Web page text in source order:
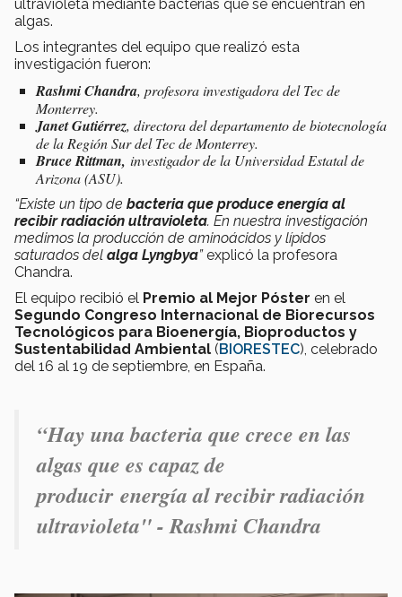
ultravioleta mediante bacterias que se encuentran en
algas.
Los integrantes del equipo que realizó esta
investigación fueron:
Rashmi Chandra, profesora investigadora del Tec de
Monterrey.
Janet Gutiérrez, directora del departamento de biotecnología
de la Región Sur del Tec de Monterrey.
Bruce Rittman, investigador de la Universidad Estatal de
Arizona (ASU).
“Existe un tipo de bacteria que produce energía al
recibir radiación ultravioleta. En nuestra investigación
medimos la producción de aminoácidos y lípidos
saturados del alga Lyngbya”explicó la profesora
Chandra.
El equipo recibió el Premio al Mejor Póster en el
Segundo Congreso Internacional de Biorecursos
Tecnológicos para Bioenergía, Bioproductos y
Sustentabilidad Ambiental (BIORESTEC), celebrado
del 16 al 19 de septiembre, en España.
“Hay una bacteria que crece en las
algas que es capaz de
producir energía al recibir radiación
ultravioleta" - Rashmi Chandra